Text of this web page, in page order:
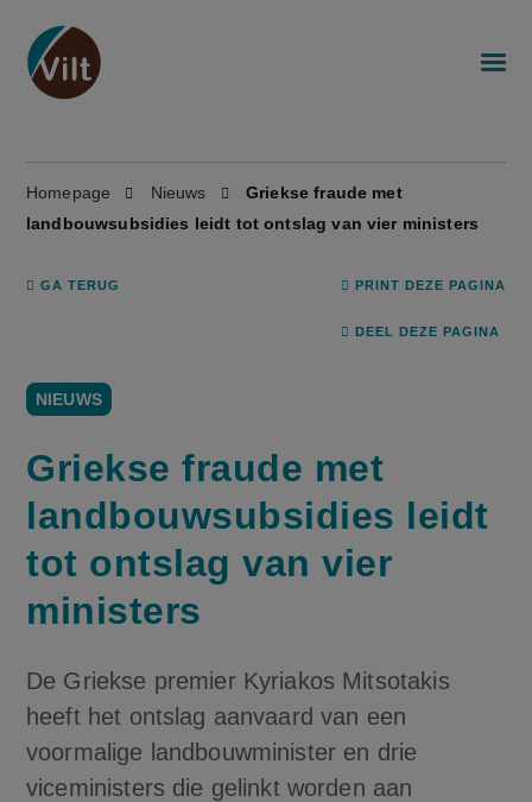
Homepage Nieuws
Griekse fraude met
landbouwsubsidies leidt tot ontslag van vier ministers
GA TERUG PRINT DEZE PAGINA
DEEL DEZE PAGINA
NIEUWS
Griekse fraude met
landbouwsubsidies leidt
tot ontslag van vier
ministers
De Griekse premier Kyriakos Mitsotakis
heeft het ontslag aanvaard van een
voormalige landbouwminister en drie
viceministers die gelinkt worden aan